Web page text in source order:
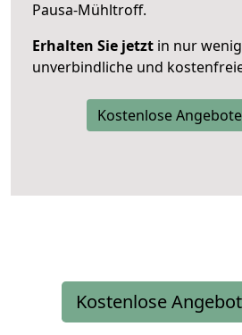
Pausa-Mühltroff.
Erhalten Sie jetzt in nur
unverbindliche und
Kostenlose
Kostenlose